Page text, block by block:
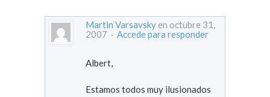
Martin Varsavsky en octubre 31,
2007 · Accede para responder
Albert,
Estamos todos muy ilusionados